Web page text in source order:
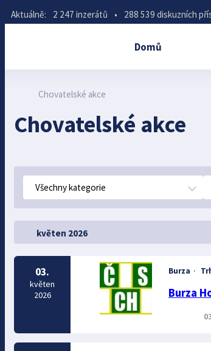
Aktuálně: 2 247 inzerátů • 288 539 diskuzních
Domů
Chovatelské akce
Chovatelské akce
Všechny kategorie
květen 2026
03.
květen
2026
Burza ·
Burza